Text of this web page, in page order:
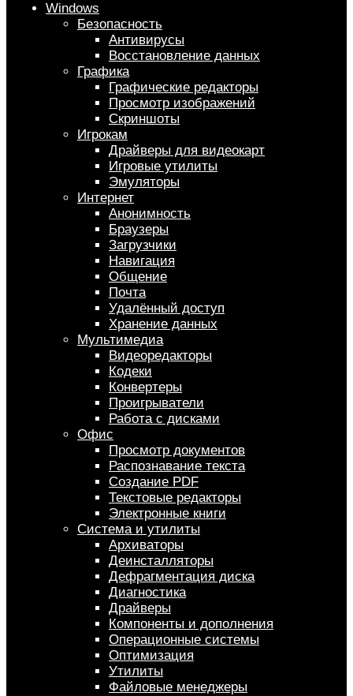
Windows
Безопасность
Антивирусы
Восстановление данных
Графика
Графические редакторы
Просмотр изображений
Скриншоты
Игрокам
Драйверы для видеокарт
Игровые утилиты
Эмуляторы
Интернет
Анонимность
Браузеры
Загрузчики
Навигация
Общение
Почта
Удалённый доступ
Хранение данных
Мультимедиа
Видеоредакторы
Кодеки
Конвертеры
Проигрыватели
Работа с дисками
Офис
Просмотр документов
Распознавание текста
Создание PDF
Текстовые редакторы
Электронные книги
Система и утилиты
Архиваторы
Деинсталляторы
Дефрагментация диска
Диагностика
Драйверы
Компоненты и дополнения
Операционные системы
Оптимизация
Утилиты
Файловые менеджеры